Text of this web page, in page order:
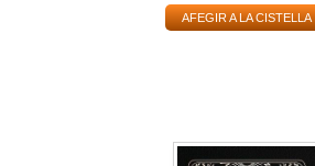
AFEGIR A LA CISTELLA